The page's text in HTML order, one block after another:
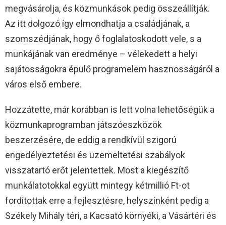
megvásárolja, és közmunkások pedig összeállítják.
Az itt dolgozó így elmondhatja a családjának, a
szomszédjának, hogy ő foglalatoskodott vele, s a
munkájának van eredménye – vélekedett a helyi
sajátosságokra épülő programelem hasznosságáról a
város első embere.
Hozzátette, már korábban is lett volna lehetőségük a
közmunkaprogramban játszóeszközök
beszerzésére, de eddig a rendkívül szigorú
engedélyeztetési és üzemeltetési szabályok
visszatartó erőt jelentettek. Most a kiegészítő
munkálatotokkal együtt mintegy kétmillió Ft-ot
fordítottak erre a fejlesztésre, helyszínként pedig a
Székely Mihály téri, a Kacsató környéki, a Vásártéri és